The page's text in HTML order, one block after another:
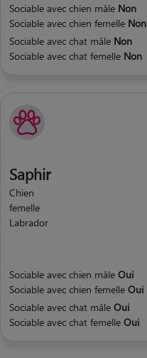
Sociable avec chien mâle Non
Sociable avec chien femelle Non
Sociable avec chat mâle Non
Sociable avec chat femelle Non
Saphir
Chien
femelle
Labrador
Sociable avec chien mâle Oui
Sociable avec chien femelle Oui
Sociable avec chat mâle Oui
Sociable avec chat femelle Oui